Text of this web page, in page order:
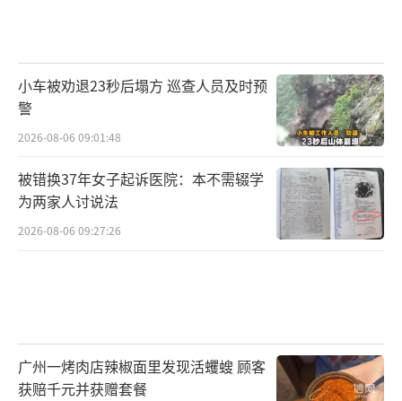
小车被劝退23秒后塌方 巡查人员及时预
警
2026-08-06 09:01:48
被错换37年女子起诉医院：本不需辍学
为两家人讨说法
2026-08-06 09:27:26
广州一烤肉店辣椒面里发现活蠼螋 顾客
获赔千元并获赠套餐